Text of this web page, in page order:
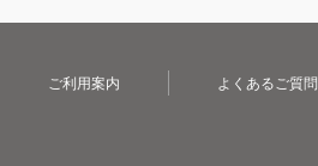
ご利用案内 よくあるご質問